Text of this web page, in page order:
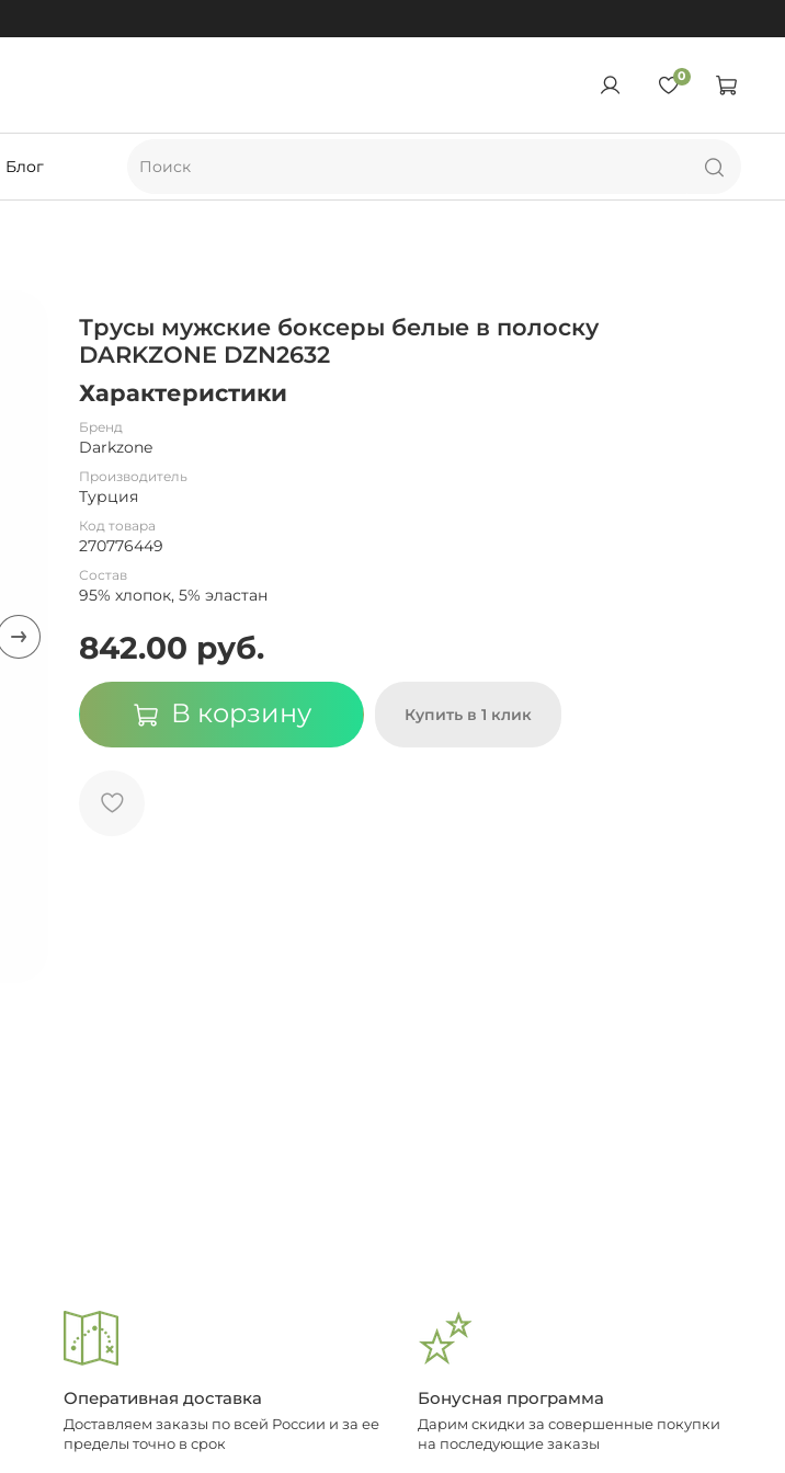
0
Блог
Трусы мужские боксеры белые в полоску
DARKZONE DZN2632
Характеристики
Бренд
Darkzone
Производитель
Турция
Код товара
270776449
Состав
95% хлопок, 5% эластан
842.00 руб.
В корзину Купить в 1 клик
Оперативная доставка
Доставляем заказы по всей России и за ее
пределы точно в срок
Бонусная программа
Дарим скидки за совершенные покупки
на последующие заказы